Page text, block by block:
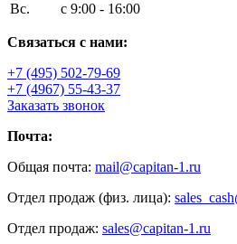
Вс.
с 9:00 - 16:00
Связаться с нами:
+7 (495) 502-79-69
+7 (4967) 55-43-37
Заказать звонок
Почта:
Общая почта: mail@capitan-1.ru
Отдел продаж (физ. лица):
Отдел продаж: sales@capitan-1.ru